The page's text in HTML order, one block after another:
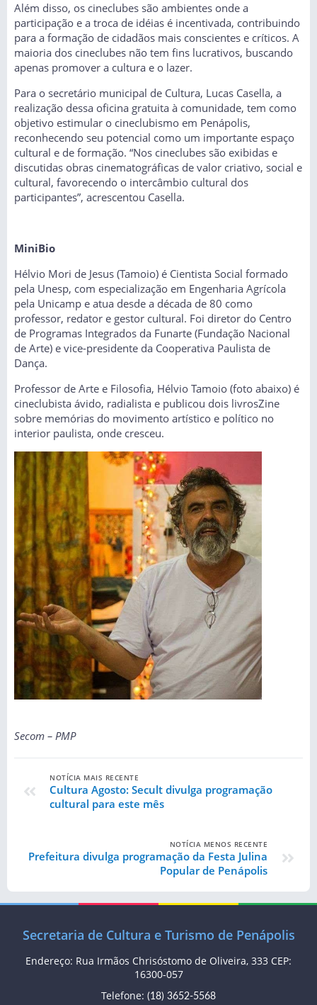
Além disso, os cineclubes são ambientes onde a
participação e a troca de idéias é incentivada, contribuindo
para a formação de cidadãos mais conscientes e críticos. A
maioria dos cineclubes não tem fins lucrativos, buscando
apenas promover a cultura e o lazer.
Para o secretário municipal de Cultura, Lucas Casella, a
realização dessa oficina gratuita à comunidade, tem como
objetivo estimular o cineclubismo em Penápolis,
reconhecendo seu potencial como um importante espaço
cultural e de formação. “Nos cineclubes são exibidas e
discutidas obras cinematográficas de valor criativo, social e
cultural, favorecendo o intercâmbio cultural dos
participantes”, acrescentou Casella.
MiniBio
Hélvio Mori de Jesus (Tamoio) é Cientista Social formado
pela Unesp, com especialização em Engenharia Agrícola
pela Unicamp e atua desde a década de 80 como
professor, redator e gestor cultural. Foi diretor do Centro
de Programas Integrados da Funarte (Fundação Nacional
de Arte) e vice-presidente da Cooperativa Paulista de
Dança.
Professor de Arte e Filosofia, Hélvio Tamoio (foto abaixo) é
cineclubista ávido, radialista e publicou dois livrosZine
sobre memórias do movimento artístico e político no
interior paulista, onde cresceu.
Secom – PMP
NOTÍCIA MAIS RECENTE
Cultura Agosto: Secult divulga programação
cultural para este mês
NOTÍCIA MENOS RECENTE
Prefeitura divulga programação da Festa Julina
Popular de Penápolis
Secretaria de Cultura e Turismo de Penápolis
Endereço: Rua Irmãos Chrisóstomo de Oliveira, 333 CEP:
16300-057
Telefone: (18) 3652-5568